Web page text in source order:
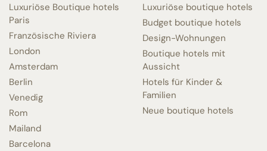
Luxuriöse Boutique hotels
Paris
Französische Riviera
London
Amsterdam
Berlin
Venedig
Rom
Mailand
Barcelona
Luxuriöse boutique hotels
Budget boutique hotels
Design-Wohnungen
Boutique hotels mit
Aussicht
Hotels für Kinder &
Familien
Neue boutique hotels